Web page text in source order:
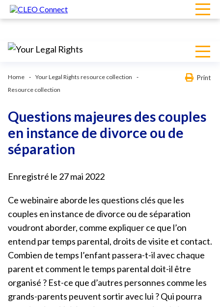
Home
Your Legal Rights resource collection
Resource collection
Print
Questions majeures des couples
en instance de divorce ou de
séparation
Enregistré le 27 mai 2022
Ce webinaire aborde les questions clés que les
couples en instance de divorce ou de séparation
voudront aborder, comme expliquer ce que l’on
entend par temps parental, droits de visite et contact.
Combien de temps l’enfant passera-t-il avec chaque
parent et comment le temps parental doit-il être
organisé ? Est-ce que d’autres personnes comme les
grands-parents peuvent sortir avec lui ? Qui pourra